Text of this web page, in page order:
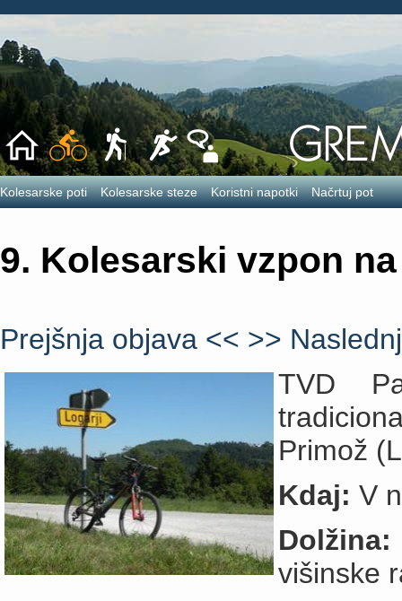
Kolesarske poti Kolesarske steze Koristni napotki Načrtuj pot
9. Kolesarski vzpon
Prejšnja objava << >>
TVD
Primož
Kdaj: V
Dolžina:
višinske